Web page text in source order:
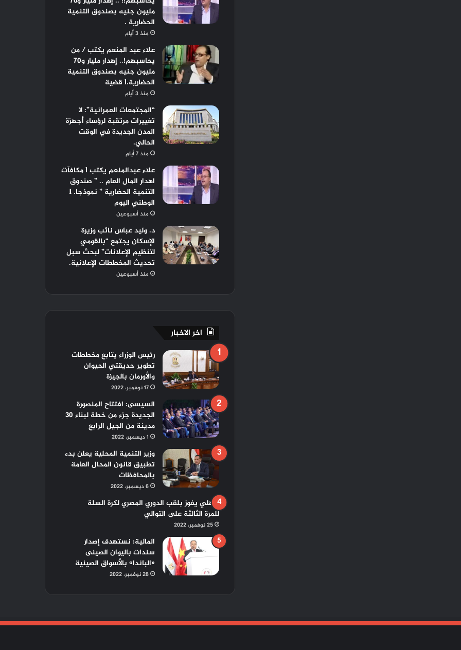
مليون جنيه بصندوق التنمية
الحضارية .
منذ 3 أيام
علاء عبد المنعم يكتب / من
يحاسبهم!.. إهدار مليار و70
مليون جنيه بصندوق التنمية
الحضارية.l قضية
منذ 3 أيام
“المجتمعات العمرانية”: لا
تغييرات مرتقبة لرؤساء أجهزة
المدن الجديدة في الوقت
الحالي.
منذ 7 أيام
علاء عبدالمنعم يكتب l مكافآت
اهدار المال العام .. ” صندوق
التنمية الحضارية ” نموذجا. I
الوطني اليوم
منذ أسبوعين
د. وليد عباس نائب وزيرة
الإسكان يجتمع “بالقومي
لتنظيم الإعلانات” لبحث سبل
تحديث المخططات الإعلانية.
منذ أسبوعين
اخر الاخبار
رئيس الوزراء يتابع مخططات
تطوير حديقتي الحيوان
والأورمان بالجيزة
17 نوفمبر، 2022
السيسى: افتتاح المنصورة
الجديدة جزء من خطة لبناء 30
مدينة من الجيل الرابع
1 ديسمبر، 2022
وزير التنمية المحلية يعلن بدء
تطبيق قانون المحال العامة
بالمحافظات
6 ديسمبر، 2022
الأهلي يفوز بلقب الدوري المصري لكرة السلة
للمرة الثالثة على التوالي
25 نوفمبر، 2022
المالية: نستهدف إصدار
سندات باليوان الصينى
«الباندا» بالأسواق الصينية
28 نوفمبر، 2022